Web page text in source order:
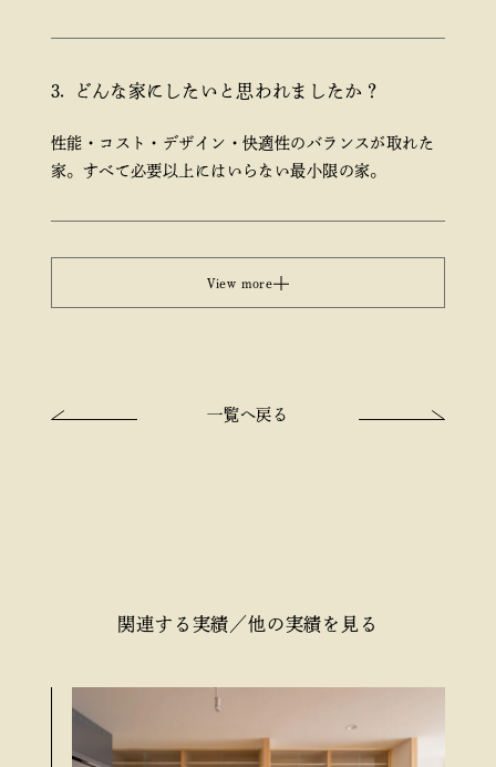
どんな家にしたいと思われましたか？
性能・コスト・デザイン・快適性のバランスが取れた
家。すべて必要以上にはいらない最小限の家。
View more
一覧へ戻る
関連する​実績／他の​実績を​見る​